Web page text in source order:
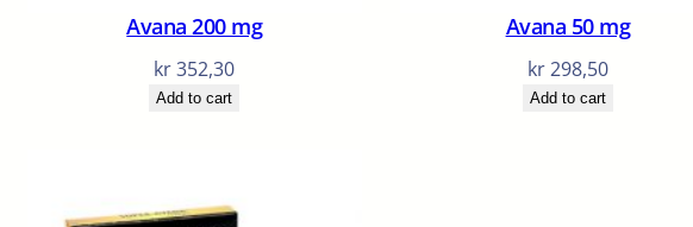
Avana 200 mg
kr352,30
Add to cart
Avana 50 mg
kr298,50
Add to cart